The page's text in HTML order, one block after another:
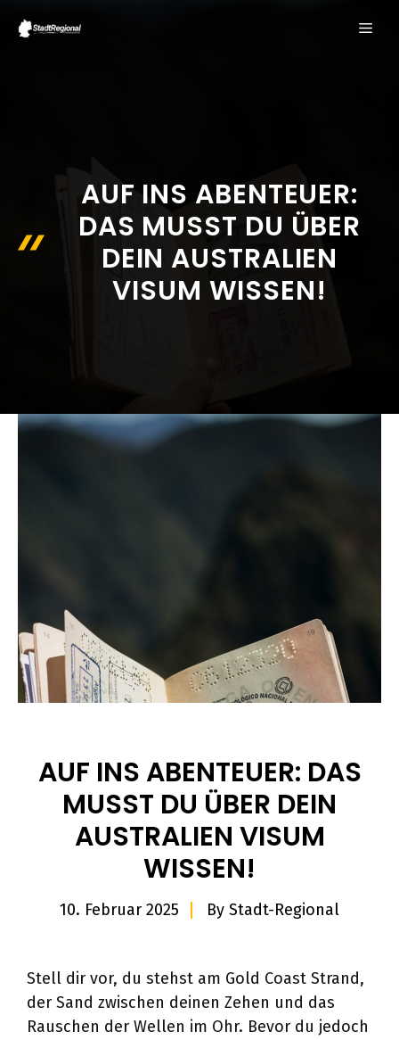
Inhalt
AUF INS ABENTEUER:
DAS MUSST DU ÜBER
DEIN AUSTRALIEN
VISUM WISSEN!
AUF INS ABENTEUER: DAS
MUSST DU ÜBER DEIN
AUSTRALIEN VISUM
WISSEN!
10. Februar 2025 By Stadt-Regional
Stell dir vor, du stehst am Gold Coast Strand,
der Sand zwischen deinen Zehen und das
Rauschen der Wellen im Ohr. Bevor du jedoch